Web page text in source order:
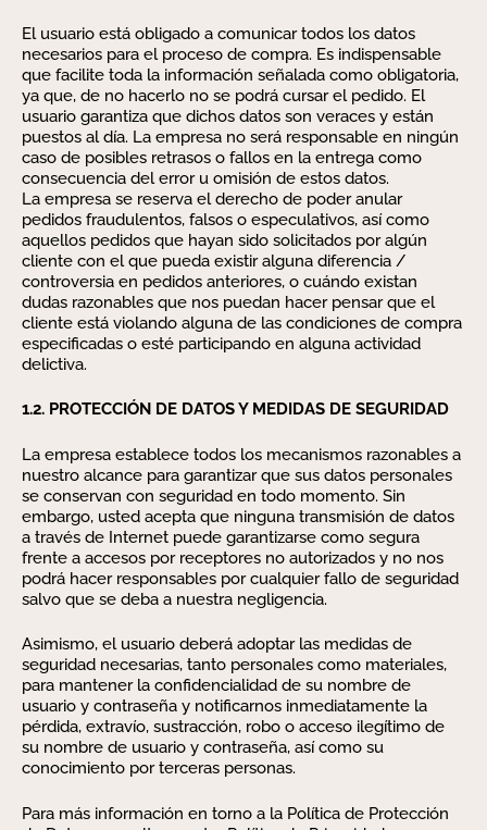
El usuario está obligado a comunicar todos los datos
necesarios para el proceso de compra. Es indispensable
que facilite toda la información señalada como obligatoria,
ya que, de no hacerlo no se podrá cursar el pedido. El
usuario garantiza que dichos datos son veraces y están
puestos al día. La empresa no será responsable en ningún
caso de posibles retrasos o fallos en la entrega como
consecuencia del error u omisión de estos datos.
La empresa se reserva el derecho de poder anular
pedidos fraudulentos, falsos o especulativos, así como
aquellos pedidos que hayan sido solicitados por algún
cliente con el que pueda existir alguna diferencia /
controversia en pedidos anteriores, o cuándo existan
dudas razonables que nos puedan hacer pensar que el
cliente está violando alguna de las condiciones de compra
especificadas o esté participando en alguna actividad
delictiva.
1.2. PROTECCIÓN DE DATOS Y MEDIDAS DE SEGURIDAD
La empresa establece todos los mecanismos razonables a
nuestro alcance para garantizar que sus datos personales
se conservan con seguridad en todo momento. Sin
embargo, usted acepta que ninguna transmisión de datos
a través de Internet puede garantizarse como segura
frente a accesos por receptores no autorizados y no nos
podrá hacer responsables por cualquier fallo de seguridad
salvo que se deba a nuestra negligencia.
Asimismo, el usuario deberá adoptar las medidas de
seguridad necesarias, tanto personales como materiales,
para mantener la confidencialidad de su nombre de
usuario y contraseña y notificarnos inmediatamente la
pérdida, extravío, sustracción, robo o acceso ilegítimo de
su nombre de usuario y contraseña, así como su
conocimiento por terceras personas.
Para más información en torno a la Política de Protección